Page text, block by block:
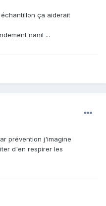
ça aiderait
nanil ...
prévention j'imagine
d'en respirer les